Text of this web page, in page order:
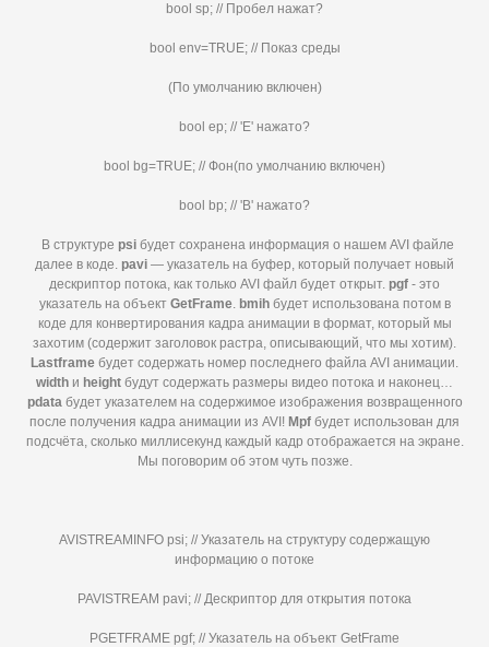
bool sp; // Пробел нажат?
bool env=TRUE; // Показ среды
(По умолчанию включен)
bool ep; // 'E' нажато?
bool bg=TRUE; // Фон(по умолчанию включен)
bool bp; // 'B' нажато?
В структуре psi будет сохранена информация о нашем AVI файле
далее в коде. pavi — указатель на буфер, который получает новый
дескриптор потока, как только AVI файл будет открыт. pgf - это
указатель на объект GetFrame. bmihбудет использована потом в
коде для конвертирования кадра анимации в формат, который мы
захотим (содержит заголовок растра, описывающий, что мы хотим).
Lastframe будет содержать номер последнего файла AVI анимации.
width и height будут содержать размеры видео потока и наконец…
pdataбудет указателем на содержимое изображения возвращенного
после получения кадра анимации из AVI! Mpf будет использован для
подсчёта, сколько миллисекунд каждый кадр отображается на экране.
Мы поговорим об этом чуть позже.
AVISTREAMINFO psi; // Указатель на структуру содержащую
информацию о потоке
PAVISTREAM pavi; // Дескриптор для открытия потока
PGETFRAME pgf; // Указатель на объект GetFrame